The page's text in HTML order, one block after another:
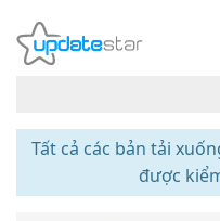
Tất cả các bản tải
được